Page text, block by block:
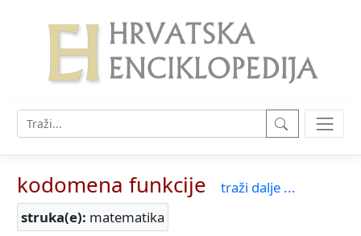
kodomena funkcije
traži dalje ...
struka(e): matematika